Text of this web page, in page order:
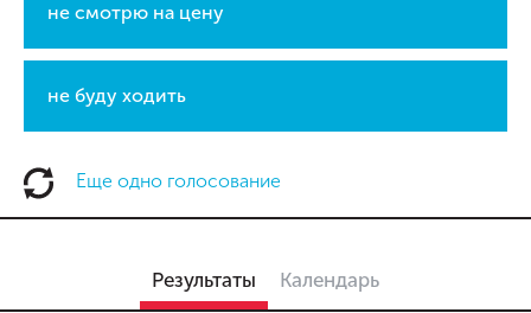
не смотрю на цену
не буду ходить
Еще одно голосование
Результаты Календарь